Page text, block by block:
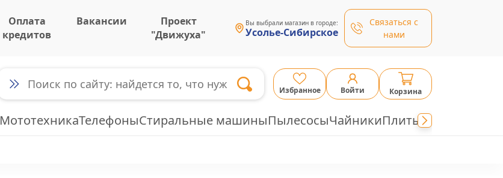
Оплата
кредитов
Вакансии
Проект
"Движуха"
Вы выбрали магазин в городе:
Усолье-Сибирское
Связаться с
нами
Избранное Войти Корзина
МототехникаТелефоныСтиральные машиныПылесосыЧайникиПлиты